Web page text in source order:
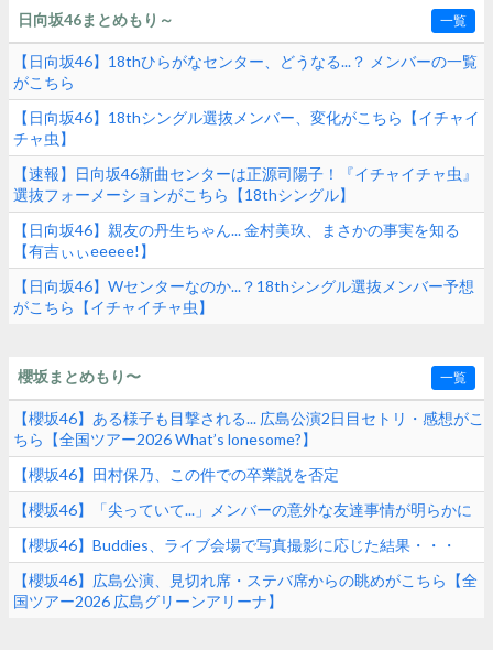
日向坂46まとめもり～ 一覧
【日向坂46】18thひらがなセンター、どうなる...？ メンバーの一覧
がこちら
【日向坂46】18thシングル選抜メンバー、変化がこちら【イチャイ
チャ虫】
【速報】日向坂46新曲センターは正源司陽子！『イチャイチャ虫』
選抜フォーメーションがこちら【18thシングル】
【日向坂46】親友の丹生ちゃん... 金村美玖、まさかの事実を知る
【有吉ぃぃeeeee!】
【日向坂46】Wセンターなのか...？18thシングル選抜メンバー予想
がこちら【イチャイチャ虫】
櫻坂まとめもり〜 一覧
【櫻坂46】ある様子も目撃される... 広島公演2日目セトリ・感想がこ
ちら【全国ツアー2026 What’s lonesome?】
【櫻坂46】田村保乃、この件での卒業説を否定
【櫻坂46】「尖っていて...」メンバーの意外な友達事情が明らかに
【櫻坂46】Buddies、ライブ会場で写真撮影に応じた結果・・・
【櫻坂46】広島公演、見切れ席・ステバ席からの眺めがこちら【全
国ツアー2026 広島グリーンアリーナ】